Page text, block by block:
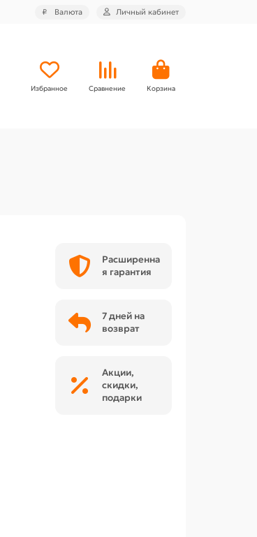
₽ Валюта Личный кабинет
Избранное Сравнение Корзина
Расширенна
я гарантия
7 дней на
возврат
Акции,
скидки,
подарки